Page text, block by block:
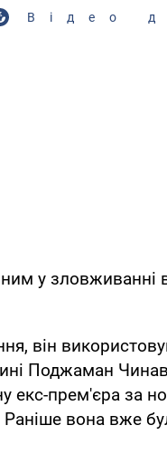
Відео
у зловживанні
він
Поджаман
екс-прем'єра за
вона вже